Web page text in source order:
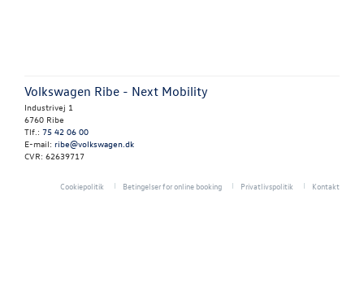
Volkswagen Ribe - Next Mobility
Industrivej 1
6760 Ribe
Tlf.: 75 42 06 00
E-mail: ribe@volkswagen.dk
CVR: 62639717
Cookiepolitik Betingelser for online booking Privatlivspolitik Kontakt